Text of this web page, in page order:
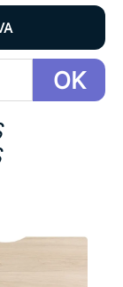
OK